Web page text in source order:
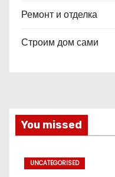
Ремонт и отделка
Строим дом сами
You missed
UNCATEGORISED